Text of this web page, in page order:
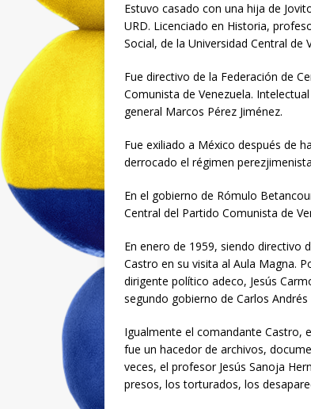
Estuvo casado con una hija de
URD. Licenciado en Historia,
Social, de la Universidad Central de
Fue directivo de la Federación de
Comunista de Venezuela.
general Marcos Pérez Jiménez.
Fue exiliado a México después de
derrocado el régimen
En el gobierno de Rómulo
Central del Partido Comunista de
En enero de 1959, siendo directivo
Castro en su visita al Aula Magna.
dirigente político adeco, Jesús
segundo gobierno de Carlos Andrés
Igualmente el comandante Castro,
fue un hacedor de archivos,
veces, el profesor Jesús Sanoja
presos, los torturados, los